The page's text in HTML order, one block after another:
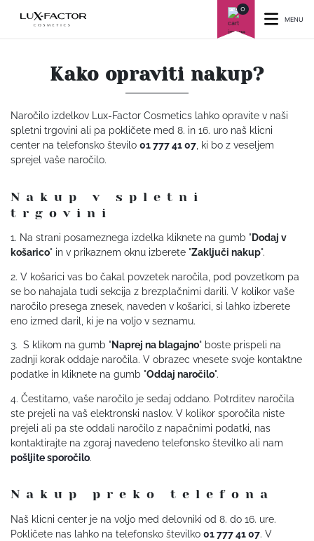
0
MENU
Kako opraviti nakup?
Naročilo izdelkov Lux-Factor Cosmetics lahko opravite v naši
spletni trgovini ali pa pokličete med 8. in 16. uro naš klicni
center na telefonsko število 01 777 41 07 , ki bo z veseljem
sprejel vaše naročilo.
Nakup v spletni
trgovini
1. Na strani posameznega izdelka kliknete na gumb "Dodaj v
košarico" in v prikaznem oknu izberete "Zaključi nakup".
2. V košarici vas bo čakal povzetek naročila, pod povzetkom pa
se bo nahajala tudi sekcija z brezplačnimi darili. V kolikor vaše
naročilo presega znesek, naveden v košarici, si lahko izberete
eno izmed daril, ki je na voljo v seznamu.
3. S klikom na gumb "Naprej na blagajno" boste prispeli na
zadnji korak oddaje naročila. V obrazec vnesete svoje kontaktne
podatke in kliknete na gumb "Oddaj naročilo".
4. Čestitamo, vaše naročilo je sedaj oddano. Potrditev naročila
ste prejeli na vaš elektronski naslov. V kolikor sporočila niste
prejeli ali pa ste oddali naročilo z napačnimi podatki, nas
kontaktirajte na zgoraj navedeno telefonsko številko ali nam
pošljite sporočilo.
Nakup preko telefona
Naš klicni center je na voljo med delovniki od 8. do 16. ure.
Pokličete nas lahko na telefonsko številko 01 777 41 07. V